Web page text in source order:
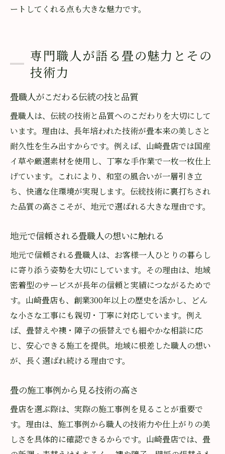
ートしてくれる点も大きな魅力です。
専門職人が語る畳の魅力とその
技術力
畳職人がこだわる伝統の技と品質
畳職人は、伝統の技術と品質へのこだわりを大切にして
います。理由は、長年培われた技術が畳本来の美しさと
耐久性を生み出すからです。例えば、山崎畳店では国産
イ草や厳選素材を使用し、丁寧な手作業で一枚一枚仕上
げています。これにより、和室の風合いが一層引き立
ち、快適な住環境が実現します。伝統技術に裏打ちされ
た品質の高さこそが、地元で選ばれる大きな理由です。
地元で信頼される畳職人の想いに触れる
地元で信頼される畳職人は、お客様一人ひとりの暮らし
に寄り添う姿勢を大切にしています。その理由は、地域
密着型のサービスが長年の信頼と実績につながるためで
す。山崎畳店も、創業300年以上の歴史を活かし、どん
な小さな工事にも親切・丁寧に対応しています。例え
ば、畳替えや襖・障子の張替えでも細やかな相談に応
じ、安心できる施工を提供。地域に根差した職人の想い
が、長く選ばれ続ける理由です。
畳の施工事例から見る技術の高さ
畳店を選ぶ際は、実際の施工事例を見ることが重要で
す。理由は、施工事例から職人の技術力や仕上がりの美
しさを具体的に確認できるからです。山崎畳店では、畳